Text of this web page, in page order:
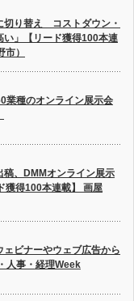
切り替え コストダウン・
い」【リード獲得100本連
）
業種のオンライン展示会
、DMMオンライン展示
獲得100本連載】 画屋
ビナーやウェブ広告から
人事・経理Week